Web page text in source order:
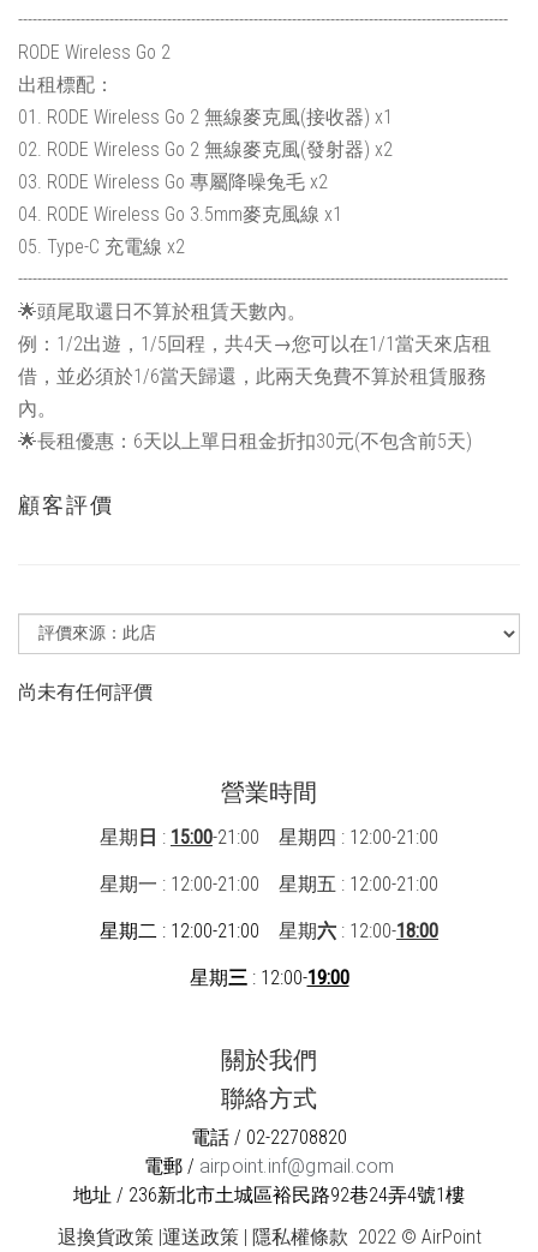
------------------------------------------------------------------------------------------------------
RODE Wireless Go 2
出租標配：
01. RODE Wireless Go 2 無線麥克風(接收器) x1
02. RODE Wireless Go 2 無線麥克風(發射器) x2
03. RODE Wireless Go 專屬降噪兔毛 x2
04. RODE Wireless Go 3.5mm麥克風線 x1
05. Type-C 充電線 x2
------------------------------------------------------------------------------------------------------
🌟頭尾取還日不算於租賃天數內。
例：1/2出遊，1/5回程，共4天→您可以在1/1當天來店租
借，並必須於1/6當天歸還，此兩天免費不算於租賃服務
內。
🌟長租優惠：6天以上單日租金折扣30元(不包含前5天)
顧客評價
尚未有任何評價
營業時間
星期 日 : 15:00-21:00 星期四 : 12:00-21:00
星期一 : 12:00-21:00 星期五 : 12:00-21:00
星期二 : 12:00-21:00 星期六 : 12:00-18:00
星期三: 12:00-19:00
關於我們
聯絡方式
電話 / 02-22708820
電郵 / airpoint.inf@gmail.com
地址 / 236新北市土城區裕民路92巷24弄4號1樓
退換貨政策|運送政策| 隱私權條款 2022 © AirPoint